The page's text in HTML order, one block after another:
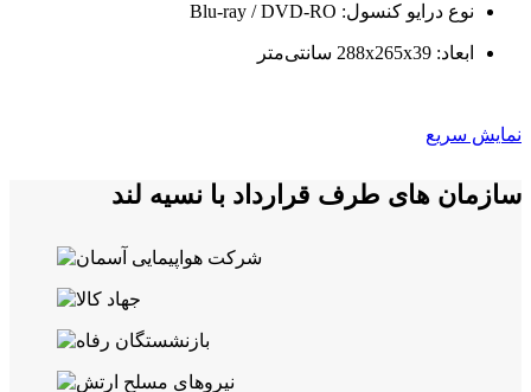
نوع درایو کنسول:
ابعاد: 288x265x39 سانتی‌متر
نمایش سریع
سازمان های طرف قرارداد با نسیه لند